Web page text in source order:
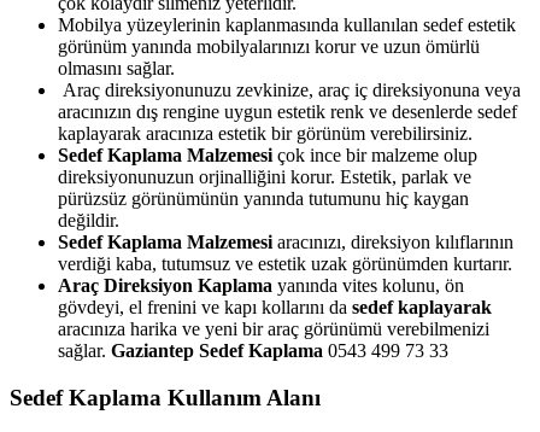
Mobilya yüzeylerinin kaplanmasında kullanılan sedef estetik
görünüm yanında mobilyalarınızı korur ve uzun ömürlü
olmasını sağlar.
Araç direksiyonunuzu zevkinize, araç iç direksiyonuna veya
aracınızın dış rengine uygun estetik renk ve desenlerde sedef
kaplayarak aracınıza estetik bir görünüm verebilirsiniz.
Sedef Kaplama Malzemesi çok ince bir malzeme olup
direksiyonunuzun orjinalliğini korur. Estetik, parlak ve
pürüzsüz görünümünün yanında tutumunu hiç kaygan
değildir.
Sedef Kaplama Malzemesi aracınızı, direksiyon kılıflarının
verdiği kaba, tutumsuz ve estetik uzak görünümden kurtarır.
Araç Direksiyon Kaplama yanında vites kolunu, ön
gövdeyi, el frenini ve kapı kollarını da sedef kaplayarak
aracınıza harika ve yeni bir araç görünümü verebilmenizi
sağlar. Gaziantep Sedef Kaplama 0543 499 73 33
Sedef Kaplama Kullanım Alanı